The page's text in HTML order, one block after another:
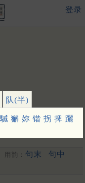
登录
队(半)
駴 獬 妳 锴 拐 捭 躧
用韵： 句末 句中